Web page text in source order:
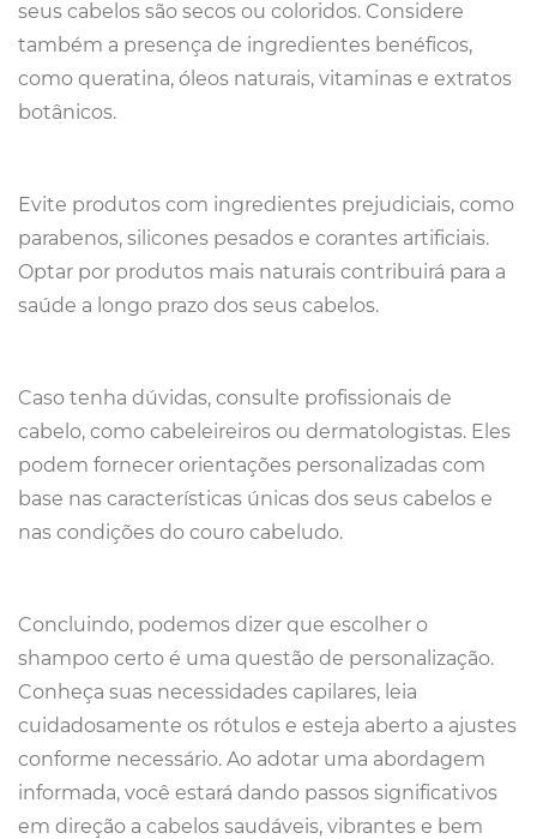
seus cabelos são secos ou coloridos. Considere
também a presença de ingredientes benéficos,
como queratina, óleos naturais, vitaminas e extratos
botânicos.
Evite produtos com ingredientes prejudiciais, como
parabenos, silicones pesados ​​e corantes artificiais.
Optar por produtos mais naturais contribuirá para a
saúde a longo prazo dos seus cabelos.
Caso tenha dúvidas, consulte profissionais de
cabelo, como cabeleireiros ou dermatologistas. Eles
podem fornecer orientações personalizadas com
base nas características únicas dos seus cabelos e
nas condições do couro cabeludo.
Concluindo, podemos dizer que escolher o
shampoo certo é uma questão de personalização.
Conheça suas necessidades capilares, leia
cuidadosamente os rótulos e esteja aberto a ajustes
conforme necessário. Ao adotar uma abordagem
informada, você estará dando passos significativos
em direção a cabelos saudáveis, vibrantes e bem